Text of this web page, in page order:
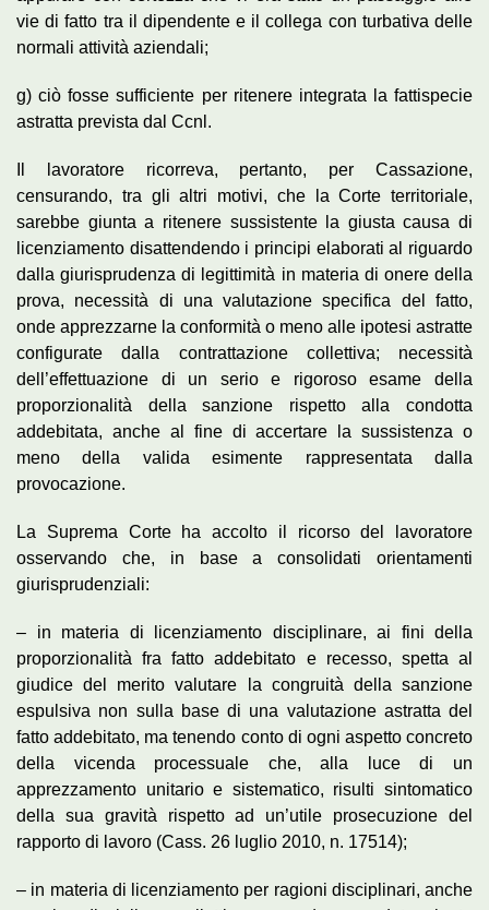
vie di fatto tra il dipendente e il collega con turbativa delle
normali attività aziendali;
g) ciò fosse sufficiente per ritenere integrata la fattispecie
astratta prevista dal Ccnl.
Il lavoratore ricorreva, pertanto, per Cassazione,
censurando, tra gli altri motivi, che la Corte territoriale,
sarebbe giunta a ritenere sussistente la giusta causa di
licenziamento disattendendo i principi elaborati al riguardo
dalla giurisprudenza di legittimità in materia di onere della
prova, necessità di una valutazione specifica del fatto,
onde apprezzarne la conformità o meno alle ipotesi astratte
configurate dalla contrattazione collettiva; necessità
dell’effettuazione di un serio e rigoroso esame della
proporzionalità della sanzione rispetto alla condotta
addebitata, anche al fine di accertare la sussistenza o
meno della valida esimente rappresentata dalla
provocazione.
La Suprema Corte ha accolto il ricorso del lavoratore
osservando che, in base a consolidati orientamenti
giurisprudenziali:
– in materia di licenziamento disciplinare, ai fini della
proporzionalità fra fatto addebitato e recesso, spetta al
giudice del merito valutare la congruità della sanzione
espulsiva non sulla base di una valutazione astratta del
fatto addebitato, ma tenendo conto di ogni aspetto concreto
della vicenda processuale che, alla luce di un
apprezzamento unitario e sistematico, risulti sintomatico
della sua gravità rispetto ad un’utile prosecuzione del
rapporto di lavoro (Cass. 26 luglio 2010, n. 17514);
– in materia di licenziamento per ragioni disciplinari, anche